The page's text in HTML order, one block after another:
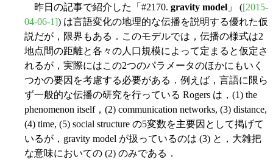
昨日の記事で紹介した「#2170. gravity model 」 ([2015-
04-06-1]) は言語変化の地理的な伝播を説明する優れた仮
説だが，限界もある．このモデルでは，伝播の様式は2
地点間の距離と各々の人口規模によって定まると仮定さ
れるが，実際にはこの2つのパラメータのほかにもいく
つかの要因を考慮する必要がある．例えば，言語に限ら
ず一般的な伝播の研究を行っている Rogers は，(1) the
phenomenon itself，(2) communication networks, (3) distance,
(4) time, (5) social structure の5変数を主要因として掲げて
いるが，gravity model が扱っているのは (3) と，大雑把
な意味においての (2) のみである．